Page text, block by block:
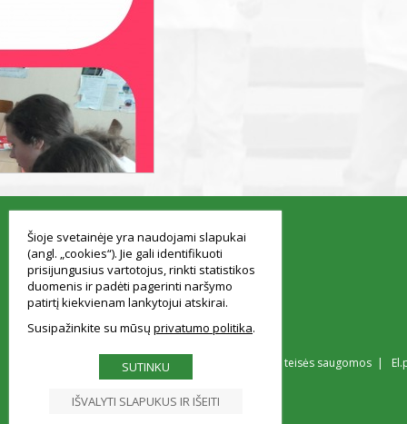
© Vilniaus Simono Konarskio gimnazija Visos teisės saugomos |
Šioje svetainėje yra naudojami slapukai
(angl. „cookies“). Jie gali identifikuoti
prisijungusius vartotojus, rinkti statistikos
duomenis ir padėti pagerinti naršymo
patirtį kiekvienam lankytojui atskirai.
Susipažinkite su mūsų privatumo politika
SUTINKU
IŠVALYTI SLAPUKUS IR IŠEITI